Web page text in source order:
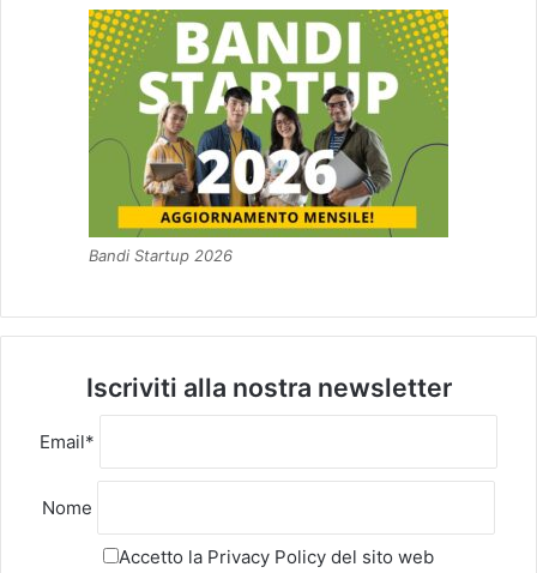
Bandi Startup 2026
Iscriviti alla nostra newsletter
Email*
Nome
Accetto la Privacy Policy del sito web